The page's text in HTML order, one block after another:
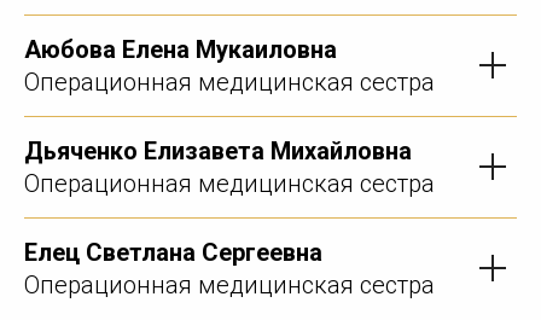
Аюбова Елена Мукаиловна
Операционная медицинская сестра
Дьяченко Елизавета Михайловна
Операционная медицинская сестра
Елец Светлана Сергеевна
Операционная медицинская сестра